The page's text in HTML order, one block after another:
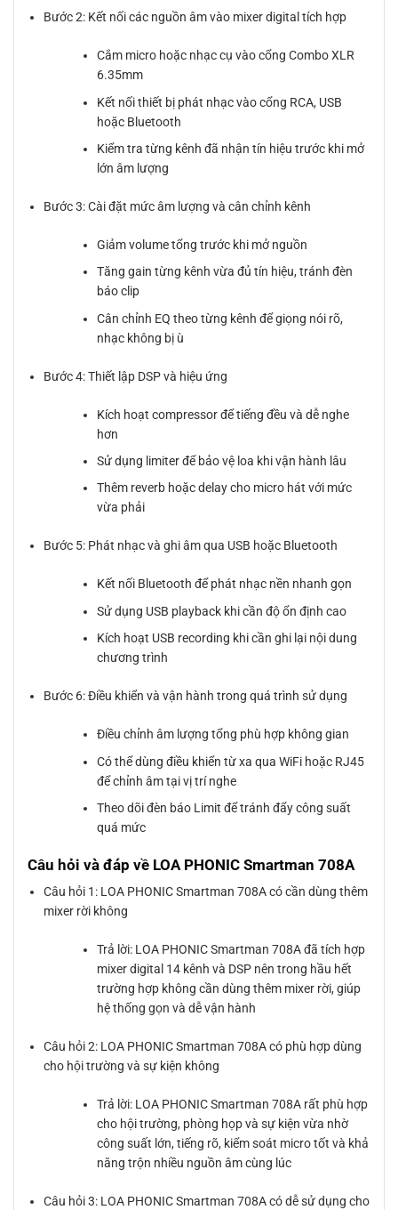
Bước 2: Kết nối các nguồn âm vào mixer digital tích hợp
Cắm micro hoặc nhạc cụ vào cổng Combo XLR
6.35mm
Kết nối thiết bị phát nhạc vào cổng RCA, USB
hoặc Bluetooth
Kiểm tra từng kênh đã nhận tín hiệu trước khi mở
lớn âm lượng
Bước 3: Cài đặt mức âm lượng và cân chỉnh kênh
Giảm volume tổng trước khi mở nguồn
Tăng gain từng kênh vừa đủ tín hiệu, tránh đèn
báo clip
Cân chỉnh EQ theo từng kênh để giọng nói rõ,
nhạc không bị ù
Bước 4: Thiết lập DSP và hiệu ứng
Kích hoạt compressor để tiếng đều và dễ nghe
hơn
Sử dụng limiter để bảo vệ loa khi vận hành lâu
Thêm reverb hoặc delay cho micro hát với mức
vừa phải
Bước 5: Phát nhạc và ghi âm qua USB hoặc Bluetooth
Kết nối Bluetooth để phát nhạc nền nhanh gọn
Sử dụng USB playback khi cần độ ổn định cao
Kích hoạt USB recording khi cần ghi lại nội dung
chương trình
Bước 6: Điều khiển và vận hành trong quá trình sử dụng
Điều chỉnh âm lượng tổng phù hợp không gian
Có thể dùng điều khiển từ xa qua WiFi hoặc RJ45
để chỉnh âm tại vị trí nghe
Theo dõi đèn báo Limit để tránh đẩy công suất
quá mức
Câu hỏi và đáp về LOA PHONIC Smartman 708A
Câu hỏi 1: LOA PHONIC Smartman 708A có cần dùng thêm
mixer rời không
Trả lời: LOA PHONIC Smartman 708A đã tích hợp
mixer digital 14 kênh và DSP nên trong hầu hết
trường hợp không cần dùng thêm mixer rời, giúp
hệ thống gọn và dễ vận hành
Câu hỏi 2: LOA PHONIC Smartman 708A có phù hợp dùng
cho hội trường và sự kiện không
Trả lời: LOA PHONIC Smartman 708A rất phù hợp
cho hội trường, phòng họp và sự kiện vừa nhờ
công suất lớn, tiếng rõ, kiểm soát micro tốt và khả
năng trộn nhiều nguồn âm cùng lúc
Câu hỏi 3: LOA PHONIC Smartman 708A có dễ sử dụng cho